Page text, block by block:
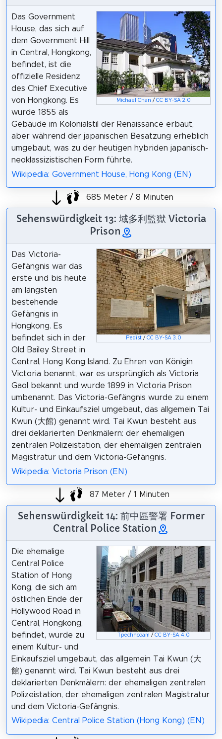
Michael Chan / CC BY-SA 2.0
Das Government
House, das sich auf
dem Government Hill
in Central, Hongkong,
befindet, ist die
offizielle Residenz
des Chief Executive
von Hongkong. Es
wurde 1855 als
Gebäude im Kolonialstil der Renaissance erbaut,
aber während der japanischen Besatzung erheblich
umgebaut, was zu der heutigen hybriden japanisch-
neoklassizistischen Form führte.
Wikipedia: Government House, Hong Kong (EN)
685 Meter / 8 Minuten
Sehenswürdigkeit 13: 域多利監獄 Victoria
Prison
Pedist/ CC BY-SA 3.0
Das Victoria-
Gefängnis war das
erste und bis heute
am längsten
bestehende
Gefängnis in
Hongkong. Es
befindet sich in der
Old Bailey Street in
Central, Hong Kong Island. Zu Ehren von Königin
Victoria benannt, war es ursprünglich als Victoria
Gaol bekannt und wurde 1899 in Victoria Prison
umbenannt. Das Victoria-Gefängnis wurde zu einem
Kultur- und Einkaufsziel umgebaut, das allgemein Tai
Kwun (大館) genannt wird. Tai Kwun besteht aus
drei deklarierten Denkmälern: der ehemaligen
zentralen Polizeistation, der ehemaligen zentralen
Magistratur und dem Victoria-Gefängnis.
Wikipedia: Victoria Prison (EN)
87 Meter / 1 Minuten
Sehenswürdigkeit 14: 前中區警署 Former
Central Police Station
Tpechncoam / CC BY-SA 4.0
Die ehemalige
Central Police
Station of Hong
Kong, die sich am
östlichen Ende der
Hollywood Road in
Central, Hongkong,
befindet, wurde zu
einem Kultur- und
Einkaufsziel umgebaut, das allgemein Tai Kwun (大
館) genannt wird. Tai Kwun besteht aus drei
deklarierten Denkmälern: der ehemaligen zentralen
Polizeistation, der ehemaligen zentralen Magistratur
und dem Victoria-Gefängnis.
Wikipedia: Central Police Station (Hong Kong) (EN)